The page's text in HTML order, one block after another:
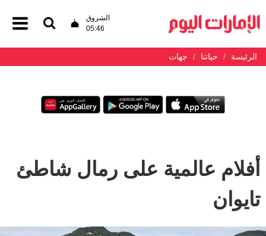
الشروق
05:46
الرئيسة حياتنا جهات
أفلام عالمية على رمال شاطئ
تايوان